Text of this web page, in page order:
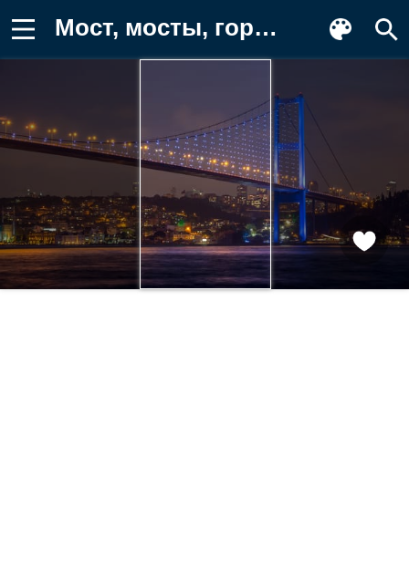
Мост, мосты, город, здания, ночь, огни Заставка на телефон